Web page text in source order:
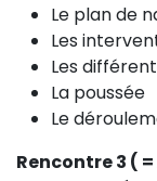
Le plan de
Les
Les
La poussée
Le
Rencontre 3 (